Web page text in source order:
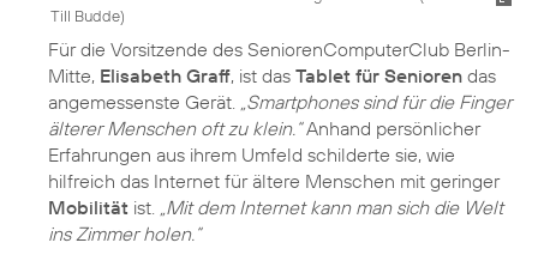
Till Budde)
Für die Vorsitzende des SeniorenComputerClub Berlin-
Mitte, Elisabeth Graff, ist das Tablet für Senioren das
angemessenste Gerät. „Smartphones sind für die Finger
älterer Menschen oft zu klein.“Anhand persönlicher
Erfahrungen aus ihrem Umfeld schilderte sie, wie
hilfreich das Internet für ältere Menschen mit geringer
Mobilität ist. „Mit dem Internet kann man sich die Welt
ins Zimmer holen.“